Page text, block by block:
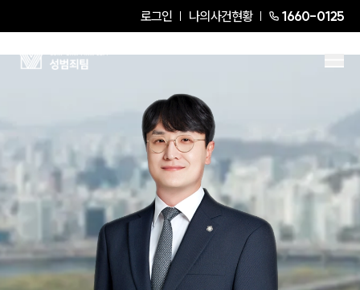
로그인 나의사건현황 1660-0125
신용훈Partner Attorney